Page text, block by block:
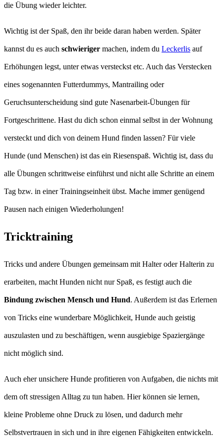
die Übung wieder leichter.
Wichtig ist der Spaß, den ihr beide daran haben werden. Später
kannst du es auch schwieriger machen, indem du Leckerlis auf
Erhöhungen legst, unter etwas versteckst etc. Auch das Verstecken
eines sogenannten Futterdummys, Mantrailing oder
Geruchsunterscheidung sind gute Nasenarbeit-Übungen für
Fortgeschrittene. Hast du dich schon einmal selbst in der Wohnung
versteckt und dich von deinem Hund finden lassen? Für viele
Hunde (und Menschen) ist das ein Riesenspaß. Wichtig ist, dass du
alle Übungen schrittweise einführst und nicht alle Schritte an einem
Tag bzw. in einer Trainingseinheit übst. Mache immer genügend
Pausen nach einigen Wiederholungen!
Tricktraining
Tricks und andere Übungen gemeinsam mit Halter oder Halterin zu
erarbeiten, macht Hunden nicht nur Spaß, es festigt auch die
Bindung zwischen Mensch und Hund. Außerdem ist das Erlernen
von Tricks eine wunderbare Möglichkeit, Hunde auch geistig
auszulasten und zu beschäftigen, wenn ausgiebige Spaziergänge
nicht möglich sind.
Auch eher unsichere Hunde profitieren von Aufgaben, die nichts mit
dem oft stressigen Alltag zu tun haben. Hier können sie lernen,
kleine Probleme ohne Druck zu lösen, und dadurch mehr
Selbstvertrauen in sich und in ihre eigenen Fähigkeiten entwickeln.